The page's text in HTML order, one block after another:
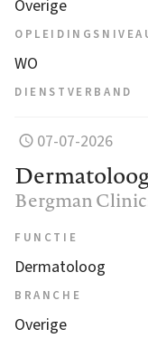
Overige
WO
DIENSTVERBAND
07-07-2026
Bergman
FUNCTIE
Dermatoloog
BRANCHE
Overige